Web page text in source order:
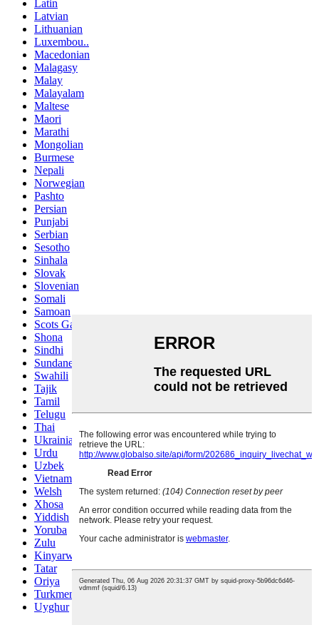
Latin
Latvian
Lithuanian
Luxembou..
Macedonian
Malagasy
Malay
Malayalam
Maltese
Maori
Marathi
Mongolian
Burmese
Nepali
Norwegian
Pashto
Persian
Punjabi
Serbian
Sesotho
Sinhala
Slovak
Slovenian
Somali
Samoan
Scots Gaelic
Shona
Sindhi
Sundanese
Swahili
Tajik
Tamil
Telugu
Thai
Ukrainian
Urdu
Uzbek
Vietnamese
Welsh
Xhosa
Yiddish
Yoruba
Zulu
Kinyarwanda
Tatar
Oriya
Turkmen
Uyghur